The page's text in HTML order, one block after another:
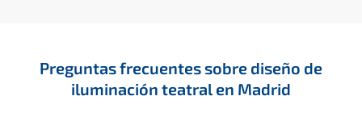
Preguntas frecuentes sobre diseño de
iluminación teatral en Madrid